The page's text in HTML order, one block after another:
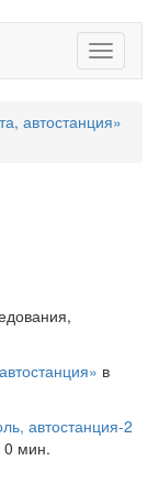
автостанция»
в
автостанция-2
0 мин.